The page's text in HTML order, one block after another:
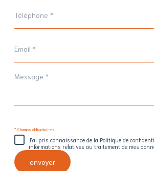
*
*
Message
* Champs obligatoires
J'ai pris connaissance de la Politique de
informations relatives au traitement de mes
envoyer